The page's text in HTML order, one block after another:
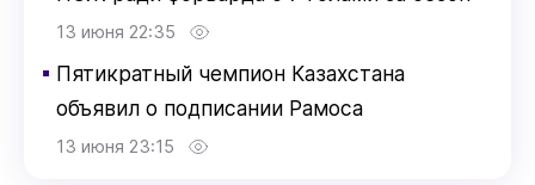
13 июня 22:35
▪ Пятикратный чемпион Казахстана
объявил о подписании Рамоса
13 июня 23:15